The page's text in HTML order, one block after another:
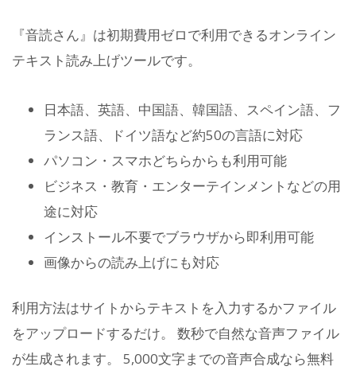
『音読さん』は初期費用ゼロで利用できるオンライン
テキスト読み上げツールです。
日本語、英語、中国語、韓国語、スペイン語、フ
ランス語、ドイツ語など約50の言語に対応
パソコン・スマホどちらからも利用可能
ビジネス・教育・エンターテインメントなどの用
途に対応
インストール不要でブラウザから即利用可能
画像からの読み上げにも対応
利用方法はサイトからテキストを入力するかファイル
をアップロードするだけ。 数秒で自然な音声ファイル
が生成されます。 5,000文字までの音声合成なら無料